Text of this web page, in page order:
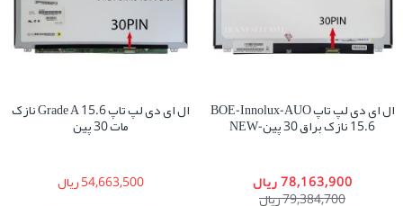
ال ای دی لپ تاپ BOE-Innolux-AUO
15.6 نازک براق 30 پین-NEW
78,163,900 ریال
79,384,700 ریال
ال ای دی لپ تاپ 15.6 Grade A نازک
مات 30 پین
54,663,500 ریال